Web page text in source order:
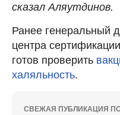
сказал Аляутдинов.
Ранее генеральный
центра
готов проверить
халяльность.
СВЕЖАЯ ПУБЛИКАЦИЯ